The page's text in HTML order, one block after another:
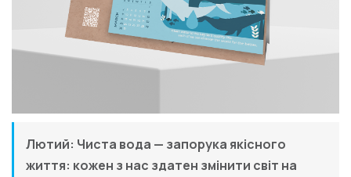
Лютий: Чиста вода — запорука якісного
життя: кожен з нас здатен змінити світ на